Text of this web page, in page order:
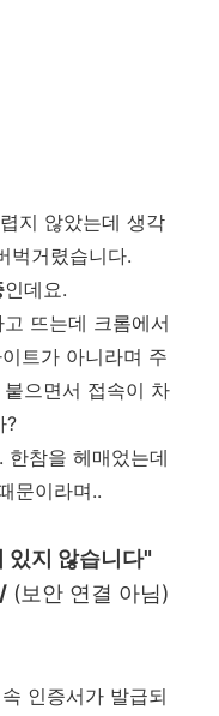
지 않았는데 생각
벅거렸습니다.
인데요.
뜨는데 크롬에서
트가 아니라며 주
으면서 접속이 차
?
참을 헤매었는데
문이라며..
있지 않습니다"
(보안 연결 아님)
인증서가 발급되